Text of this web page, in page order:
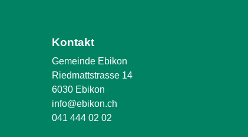
Kontakt
Gemeinde Ebikon
Riedmattstrasse 14
6030 Ebikon
info@ebikon.ch
041 444 02 02